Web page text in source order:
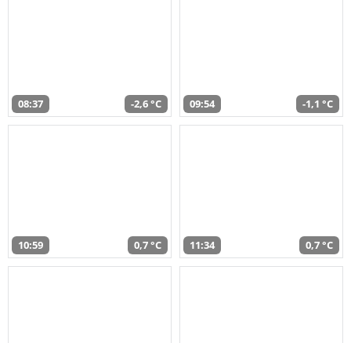
08:37 -2,6 °C 09:54 -1,1 °C
10:59 0,7 °C 11:34 0,7 °C